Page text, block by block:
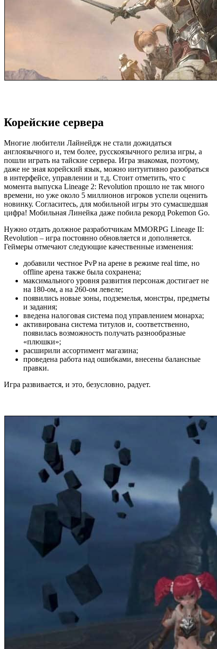
Корейские сервера
Многие любители Лайнейдж не стали дожидаться
англоязычного и, тем более, русскоязычного релиза игры, а
пошли играть на тайские сервера. Игра знакомая, поэтому,
даже не зная корейский язык, можно интуитивно разобраться
в интерфейсе, управлении и т.д. Стоит отметить, что с
момента выпуска Lineage 2: Revolution прошло не так много
времени, но уже около 5 миллионов игроков успели оценить
новинку. Согласитесь, для мобильной игры это сумасшедшая
цифра! Мобильная Линейка даже побила рекорд Pokemon Go.
Нужно отдать должное разработчикам MMORPG Lineage II:
Revolution – игра постоянно обновляется и дополняется.
Геймеры отмечают следующие качественные изменения:
добавили честное PvP на арене в режиме real time, но
offline арена также была сохранена;
максимального уровня развития персонаж достигает не
на 180-ом, а на 260-ом левеле;
появились новые зоны, подземелья, монстры, предметы
и задания;
введена налоговая система под управлением монарха;
активирована система титулов и, соответственно,
появилась возможность получать разнообразные
«плюшки»;
расширили ассортимент магазина;
проведена работа над ошибками, внесены балансные
правки.
Игра развивается, и это, безусловно, радует.